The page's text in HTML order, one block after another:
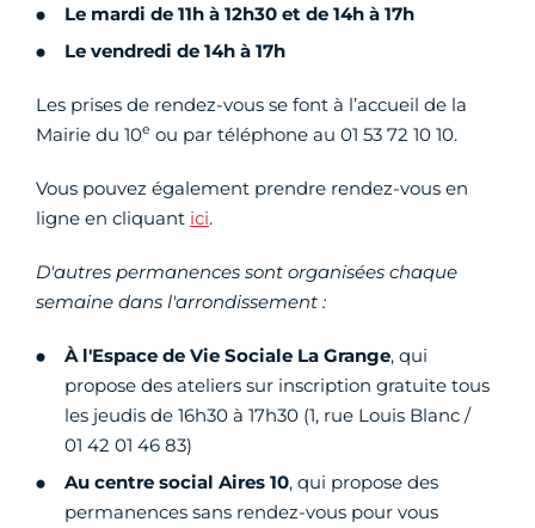
Le mardi de 11h à 12h30 et de 14h à 17h
Le vendredi de 14h à 17h
Les prises de rendez-vous se font à l’accueil de la
Mairie du 10e ou par téléphone au 01 53 72 10 10.
Vous pouvez également prendre rendez-vous en
ligne en cliquant ici.
D'autres permanences sont organisées chaque
semaine dans l'arrondissement :
À l'Espace de Vie Sociale La Grange, qui
propose des ateliers sur inscription gratuite tous
les jeudis de 16h30 à 17h30 (1, rue Louis Blanc /
01 42 01 46 83)
Au centre social Aires 10, qui propose des
permanences sans rendez-vous pour vous